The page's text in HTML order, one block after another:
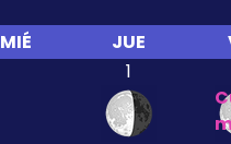
MIÉ JUE
1